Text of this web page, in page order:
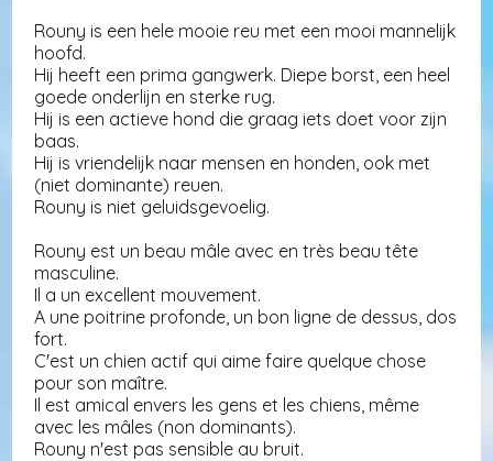
Rouny is een hele mooie reu met een mooi mannelijk
hoofd.
Hij heeft een prima gangwerk. Diepe borst, een heel
goede onderlijn en sterke rug.
Hij is een actieve hond die graag iets doet voor zijn
baas.
Hij is vriendelijk naar mensen en honden, ook met
(niet dominante) reuen.
Rouny is niet geluidsgevoelig.
Rouny est un beau mâle avec en très beau tête
masculine.
Il a un excellent mouvement.
A une poitrine profonde, un bon ligne de dessus, dos
fort.
C'est un chien actif qui aime faire quelque chose
pour son maître.
Il est amical envers les gens et les chiens, même
avec les mâles (non dominants).
Rouny n'est pas sensible au bruit.